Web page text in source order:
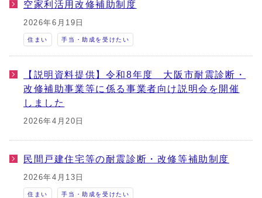
空家利活用改修補助制度
2026年6月19日
住まい 手当・助成を受けたい
【説明資料提供】令和8年度 大阪市耐震診断・
改修補助事業等に係る事業者向け説明会を開催
しました
2026年4月20日
民間戸建住宅等の耐震診断・改修等補助制度
2026年4月13日
住まい 手当・助成を受けたい